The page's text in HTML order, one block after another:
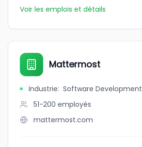
Voir les emplois et détails
Mattermost
Industrie: Software Development
51-200 employés
mattermost.com